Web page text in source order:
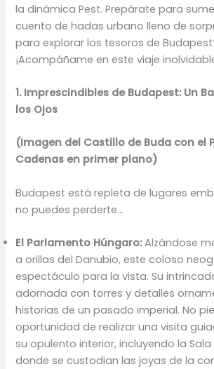
la dinámica Pest. Prepárate para
cuento de hadas urbano lleno de
para explorar los tesoros de
¡Acompáñame en este viaje
1. Imprescindibles de Budapest: Un
los Ojos
(Imagen del Castillo de Buda con el
Cadenas en primer plano)
Budapest está repleta de lugares
no puedes perderte…
El Parlamento Húngaro:Alzándose
a orillas del Danubio, este coloso
espectáculo para la vista. Su
adornada con torres y detalles
historias de un pasado imperial. No
oportunidad de realizar una visita
su opulento interior, incluyendo la
donde se custodian las joyas de la